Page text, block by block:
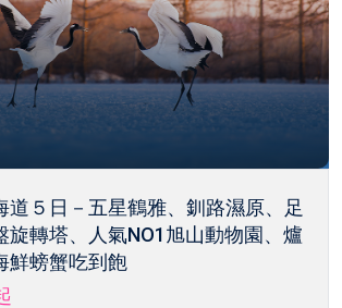
道５日－五星鶴雅、釧路濕原、足
旋轉塔、人氣NO1旭山動物園、爐
鮮螃蟹吃到飽